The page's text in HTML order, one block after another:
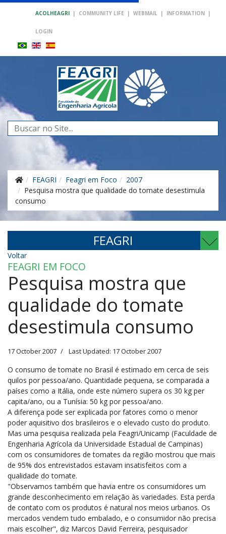
ACOLHEAGRI | COMMUNITY LIFE | WEBMAIL | INFORMATION |
LOGIN
Search
...
FEAGRI Feagri em Foco
2007
Pesquisa mostra que qualidade do tomate desestimula
consumo
FEAGRI
Voltar
FEAGRI EM FOCO
Pesquisa mostra que
qualidade do tomate
desestimula consumo
17 October 2007 Last Updated: 17 October 2007
O consumo de tomate no Brasil é estimado em cerca de seis
quilos por pessoa/ano. Quantidade pequena, se comparada a
países como a Itália, onde este número supera os 30 kg per
capita/ano, ou a Tunísia: 50 kg por pessoa/ano.
A diferença pode ser explicada por fatores como o menor
poder aquisitivo dos brasileiros e o elevado custo do produto.
Mas uma pesquisa realizada pela Feagri/Unicamp (Faculdade de
Engenharia Agrícola da Universidade Estadual de Campinas)
com os consumidores de tomates da região mostrou que mais
de 95% dos entrevistados estavam insatisfeitos com a
qualidade do tomate.
"Observamos também que havia entre os consumidores um
grande desconhecimento em relação às variedades. Esta perda
de contato com os produtos é natural nos meios urbanos. Os
mercados vendem tudo embalado, e o consumidor não precisa
mais escolher", diz Marcos David Ferreira, pesquisador